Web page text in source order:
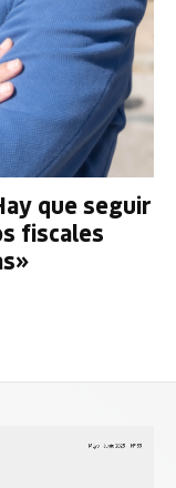
que seguir
fiscales